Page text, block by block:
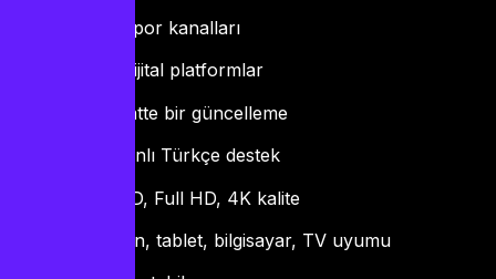
Tüm spor kanalları
Tüm dijital platformlar
24 saatte bir güncelleme
7/7 canlı Türkçe destek
SD, HD, Full HD, 4K kalite
Telefon, tablet, bilgisayar, TV uyumu